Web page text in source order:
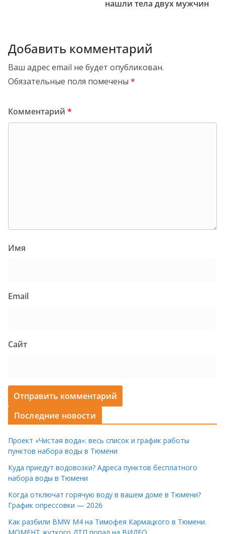
нашли тела двух мужчин
Добавить комментарий
Ваш адрес email не будет опубликован.
Обязательные поля помечены *
Комментарий *
Имя
Email
Сайт
Последние новости
Проект «Чистая вода»: весь список и график работы
пунктов набора воды в Тюмени
Куда приедут водовозки? Адреса пунктов бесплатного
набора воды в Тюмени
Когда отключат горячую воду в вашем доме в Тюмени?
График опрессовки — 2026
Как разбили BMW M4 на Тимофея Кармацкого в Тюмени.